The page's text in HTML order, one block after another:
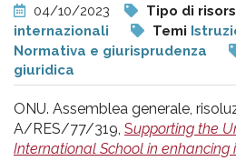
e
analisi
pr
04/10/2023 Tipo di
internazionali
Temi
Normativa e giurisprudenza
giuridica
ONU. Assemblea generale,
A/RES/77/319, Supporting the
International School in